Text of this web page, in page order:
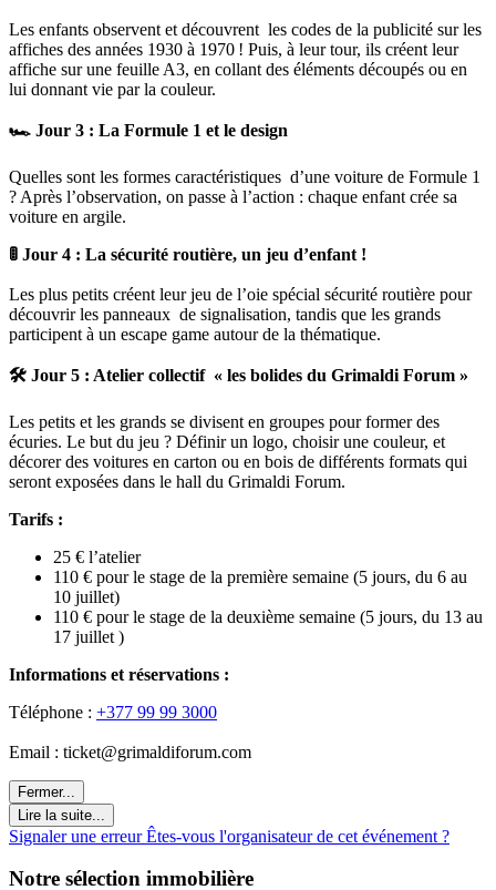
Les enfants observent et découvrent les codes de la publicité sur les
affiches des années 1930 à 1970 ! Puis, à leur tour, ils créent leur
affiche sur une feuille A3, en collant des éléments découpés ou en
lui donnant vie par la couleur.
🏎️ Jour 3 : La Formule 1 et le design
Quelles sont les formes caractéristiques d’une voiture de Formule 1
? Après l’observation, on passe à l’action : chaque enfant crée sa
voiture en argile.
🚦 Jour 4 : La sécurité routière, un jeu d’enfant !
Les plus petits créent leur jeu de l’oie spécial sécurité routière pour
découvrir les panneaux de signalisation, tandis que les grands
participent à un escape game autour de la thématique.
🛠️ Jour 5 : Atelier collectif « les bolides du Grimaldi Forum »
Les petits et les grands se divisent en groupes pour former des
écuries. Le but du jeu ? Définir un logo, choisir une couleur, et
décorer des voitures en carton ou en bois de différents formats qui
seront exposées dans le hall du Grimaldi Forum.
Tarifs :
25 € l’atelier
110 € pour le stage de la première semaine (5 jours, du 6 au
10 juillet)
110 € pour le stage de la deuxième semaine (5 jours, du 13 au
17 juillet )
Informations et réservations :
Téléphone : +377 99 99 3000
Email : ticket@grimaldiforum.com
Fermer...
Lire la suite...
Signaler une erreurÊtes-vous l'organisateur de cet événement ?
Notre sélection immobilière